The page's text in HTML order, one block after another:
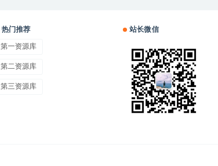
热门推荐
第一资源库
第二资源库
第三资源库
站长微信